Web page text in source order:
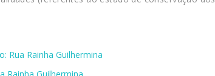
Rua Rainha Guilhermina